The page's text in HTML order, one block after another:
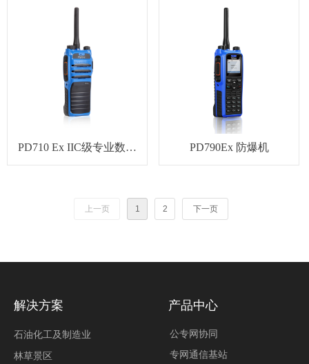
PD710 Ex IIC级专业数字
防爆对讲机
PD790Ex 防爆机
上一页 1 2 下一页
解决方案
石油化工及制造业
林草景区
产品中心
公专网协同
专网通信基站